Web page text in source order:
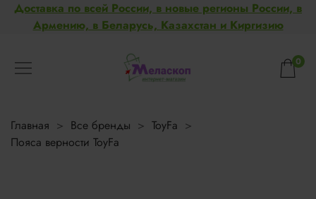
Доставка по всей России, в новые регионы России, в
Армению, в Беларусь, Казахстан и Киргизию
0
Главная Все бренды
ToyFa
Пояса верности ToyFa